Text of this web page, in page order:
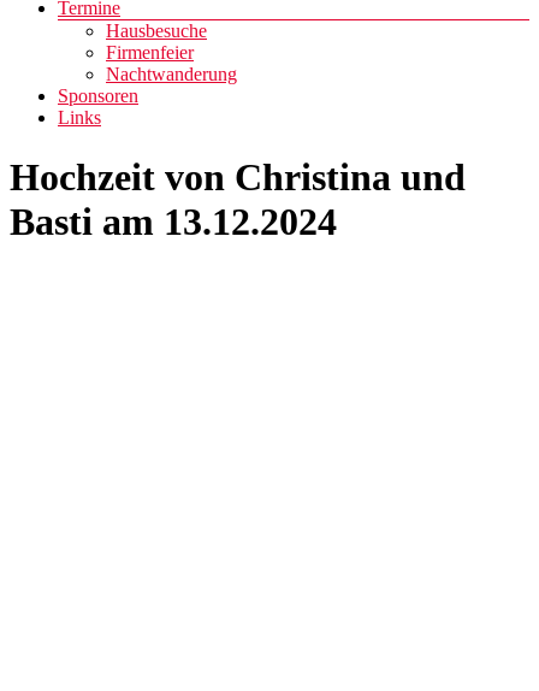
Termine
Hausbesuche
Firmenfeier
Nachtwanderung
Sponsoren
Links
Hochzeit von Christina und
Basti am 13.12.2024